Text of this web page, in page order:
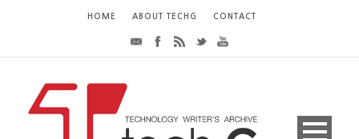
HOME ABOUT TECHG CONTACT